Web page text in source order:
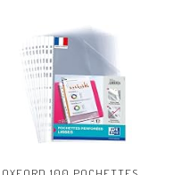
COFFRES-
ENVELOPPES
ÉTIQUETTES